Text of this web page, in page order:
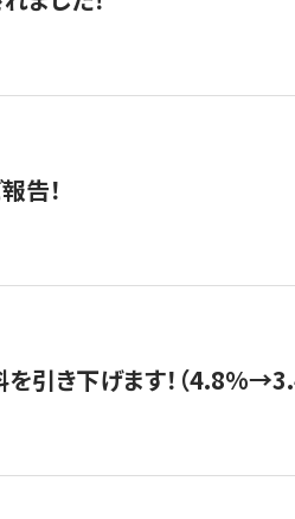
告！
引き下げます！（